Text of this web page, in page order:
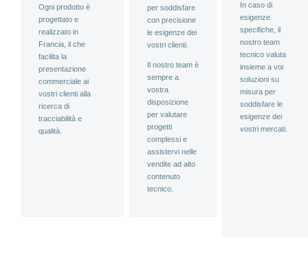
Ogni prodotto è
progettato e
realizzato in
Francia, il che
facilita la
presentazione
commerciale ai
vostri clienti alla
ricerca di
tracciabilità e
qualità.
per soddisfare
con precisione
le esigenze dei
vostri clienti.
Il nostro team è
sempre a
vostra
disposizione
per valutare
progetti
complessi e
assistervi nelle
vendite ad alto
contenuto
tecnico.
In caso di
esigenze
specifiche, il
nostro team
tecnico valuta
insieme a voi
soluzioni su
misura per
soddisfare le
esigenze dei
vostri mercati.